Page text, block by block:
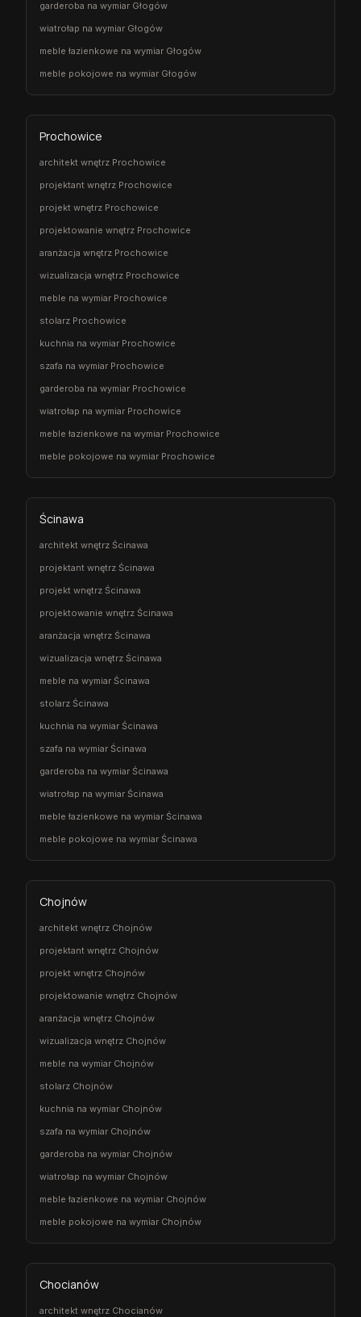
garderoba na wymiar Głogów
wiatrołap na wymiar Głogów
meble łazienkowe na wymiar Głogów
meble pokojowe na wymiar Głogów
Prochowice
architekt wnętrz Prochowice
projektant wnętrz Prochowice
projekt wnętrz Prochowice
projektowanie wnętrz Prochowice
aranżacja wnętrz Prochowice
wizualizacja wnętrz Prochowice
meble na wymiar Prochowice
stolarz Prochowice
kuchnia na wymiar Prochowice
szafa na wymiar Prochowice
garderoba na wymiar Prochowice
wiatrołap na wymiar Prochowice
meble łazienkowe na wymiar Prochowice
meble pokojowe na wymiar Prochowice
Ścinawa
architekt wnętrz Ścinawa
projektant wnętrz Ścinawa
projekt wnętrz Ścinawa
projektowanie wnętrz Ścinawa
aranżacja wnętrz Ścinawa
wizualizacja wnętrz Ścinawa
meble na wymiar Ścinawa
stolarz Ścinawa
kuchnia na wymiar Ścinawa
szafa na wymiar Ścinawa
garderoba na wymiar Ścinawa
wiatrołap na wymiar Ścinawa
meble łazienkowe na wymiar Ścinawa
meble pokojowe na wymiar Ścinawa
Chojnów
architekt wnętrz Chojnów
projektant wnętrz Chojnów
projekt wnętrz Chojnów
projektowanie wnętrz Chojnów
aranżacja wnętrz Chojnów
wizualizacja wnętrz Chojnów
meble na wymiar Chojnów
stolarz Chojnów
kuchnia na wymiar Chojnów
szafa na wymiar Chojnów
garderoba na wymiar Chojnów
wiatrołap na wymiar Chojnów
meble łazienkowe na wymiar Chojnów
meble pokojowe na wymiar Chojnów
Chocianów
architekt wnętrz Chocianów